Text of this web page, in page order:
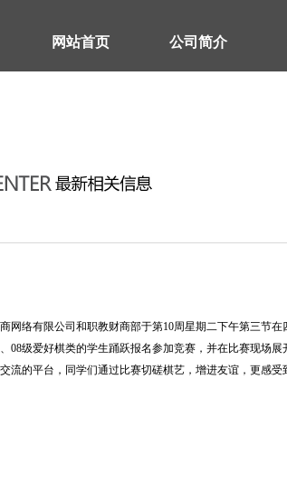
网站首页 公司简介
网络有限公司和职教财商部于第10周星期二下午第三节
08级爱好棋类的学生踊跃报名参加竞赛，并在比赛现场
流的平台，同学们通过比赛切磋棋艺，增进友谊，更感受